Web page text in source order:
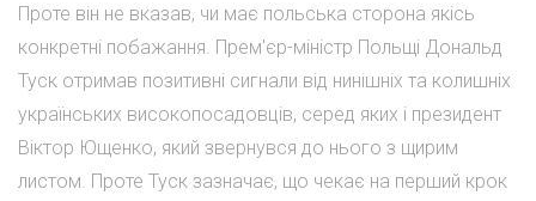
Проте він не вказав, чи має польська сторона якісь
конкретні побажання. Прем'єр-міністр Польщі Дональд
Туск отримав позитивні сигнали від нинішніх та колишніх
українських високопосадовців, серед яких і президент
Віктор Ющенко, який звернувся до нього з щирим
листом. Проте Туск зазначає, що чекає на перший крок